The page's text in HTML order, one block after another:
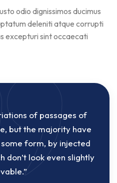
odio dignissimos ducimus
deleniti atque corrupti
excepturi sint occaecati
of passages of
but the majority have
form, by injected
don’t look even slightly